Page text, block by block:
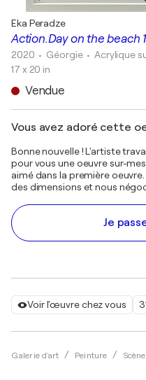
Voir l'œuvre chez vous
Galerie d'art Peinture
Action.Day on the beach
Eka Peradze
2020 • Géorgie • Acrylique
17 x 20 in
Vendue
Vous avez adoré cette
Bonne nouvelle ! L'artiste
pour vous une oeuvre sur-
aimé dans la première
des dimensions et nous
Je